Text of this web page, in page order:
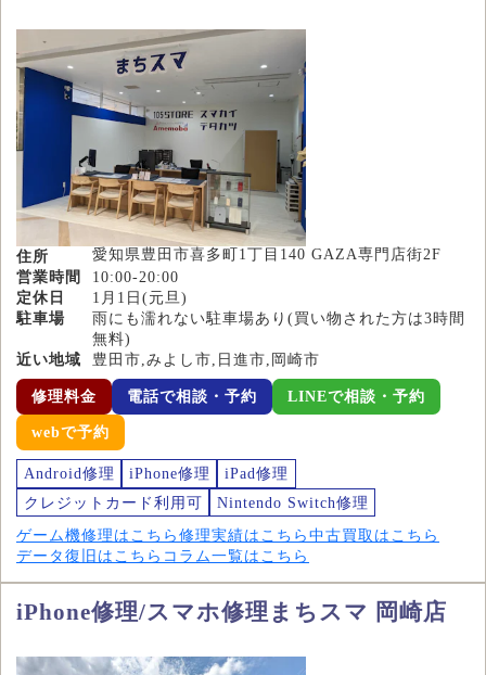
住所
愛知県豊田市喜多町1丁目140 GAZA専門店街2F
営業時間
10:00-20:00
定休日
1月1日(元旦)
駐車場
雨にも濡れない駐車場あり(買い物された方は3時間
無料)
近い地域
豊田市,みよし市,日進市,岡崎市
修理料金 電話で相談・予約 LINEで相談・予約
webで予約
Android修理 iPhone修理
iPad修理
クレジットカード利用可
Nintendo Switch修理
ゲーム機修理はこちら 修理実績はこちら 中古買取はこちら
データ復旧はこちら コラム一覧はこちら
iPhone修理/スマホ修理まちスマ 岡崎店